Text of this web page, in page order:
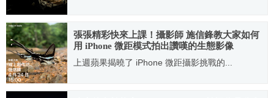
2020.10.24
張張精彩快來上課！攝影師 施信鋒教大家如何
用 iPhone 微距模式拍出讚嘆的生態影像
上週蘋果揭曉了 iPhone 微距攝影挑戰的...
2022.04.19